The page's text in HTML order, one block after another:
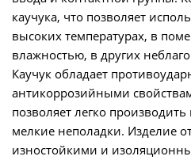
каучука, что позволяет
высоких температурах, в
влажностью, в других
Каучук обладает
антикоррозийными
позволяет легко
мелкие неполадки. Изделие
изностойкими и